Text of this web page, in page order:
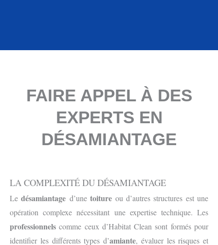
FAIRE APPEL À DES
EXPERTS EN
DÉSAMIANTAGE
LA COMPLEXITÉ DU DÉSAMIANTAGE
Ledésamiantage d’unetoiture ou d’autres structures est une
opération complexe nécessitant une expertise technique. Les
professionnels comme ceux d’Habitat Clean sont formés pour
identifier les différents types d’amiante, évaluer les risques et